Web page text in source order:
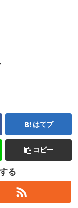
はてブ
コピー
る